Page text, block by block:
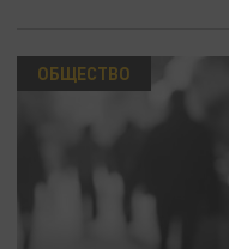
ОБЩЕСТВО